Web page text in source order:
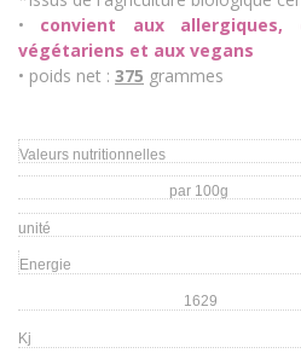
•
convient aux allergiques,
végétariens et aux vegans
• poids net : 375 grammes
Valeurs nutritionnelles
par 100g
unité
Energie
1629
Kj